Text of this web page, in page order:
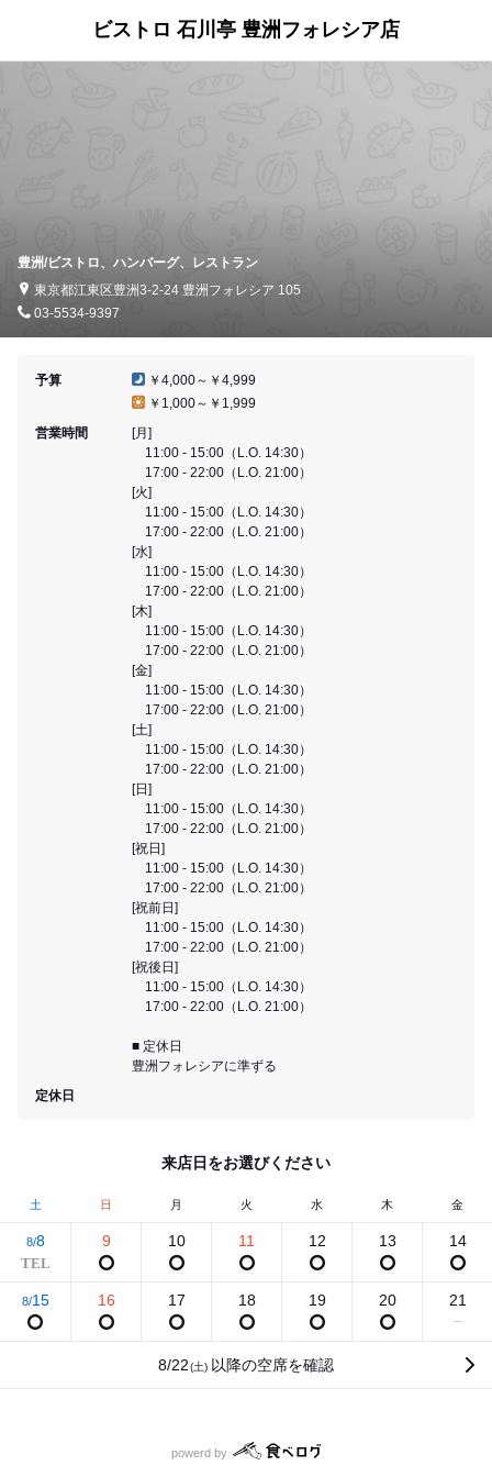
ビストロ 石川亭 豊洲フォレシア店
豊洲/ビストロ、ハンバーグ、レストラン
東京都江東区豊洲3-2-24 豊洲フォレシア 105
03-5534-9397
予算
￥4,000～￥4,999
￥1,000～￥1,999
営業時間
[月]
11:00 - 15:00（L.O. 14:30）
17:00 - 22:00（L.O. 21:00）
[火]
11:00 - 15:00（L.O. 14:30）
17:00 - 22:00（L.O. 21:00）
[水]
11:00 - 15:00（L.O. 14:30）
17:00 - 22:00（L.O. 21:00）
[木]
11:00 - 15:00（L.O. 14:30）
17:00 - 22:00（L.O. 21:00）
[金]
11:00 - 15:00（L.O. 14:30）
17:00 - 22:00（L.O. 21:00）
[土]
11:00 - 15:00（L.O. 14:30）
17:00 - 22:00（L.O. 21:00）
[日]
11:00 - 15:00（L.O. 14:30）
17:00 - 22:00（L.O. 21:00）
[祝日]
11:00 - 15:00（L.O. 14:30）
17:00 - 22:00（L.O. 21:00）
[祝前日]
11:00 - 15:00（L.O. 14:30）
17:00 - 22:00（L.O. 21:00）
[祝後日]
11:00 - 15:00（L.O. 14:30）
17:00 - 22:00（L.O. 21:00）
■ 定休日
豊洲フォレシアに準ずる
定休日
来店日をお選びください
土 日 月 火 水 木 金
8/8 9 10 11 12 13 14
8/15 16 17 18 19 20 21
8/22(土) 以降の空席を確認
powerd by